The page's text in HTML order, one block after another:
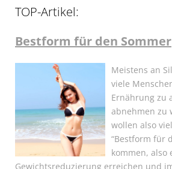
TOP-Artikel:
Bestform für den Sommer
Meistens an
viele
Ernährung zu
abnehmen zu
wollen also
“Bestform für
kommen, also
Gewichtsreduzierung erreichen und